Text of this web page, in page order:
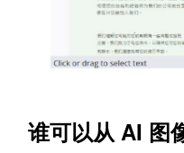
谁可以从 AI 图